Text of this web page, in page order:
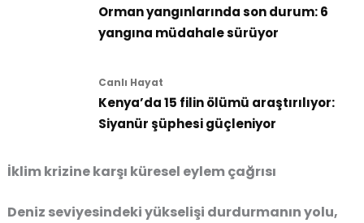
Orman yangınlarında son durum: 6
yangına müdahale sürüyor
Canlı Hayat
Kenya’da 15 filin ölümü araştırılıyor:
Siyanür şüphesi güçleniyor
İklim krizine karşı küresel eylem çağrısı
Deniz seviyesindeki yükselişi durdurmanın yolu,